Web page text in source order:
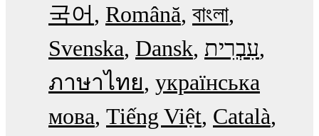
국어
Română বাংলা
Svenska Dansk עִבְרִית
ภาษาไทย українська
мова Tiếng Việt Català